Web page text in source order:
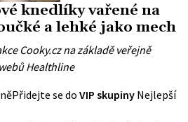
knedlíky vařené na
a lehké jako mech
Cooky.cz na základě veřejně
Healthline
Přidejte se do VIP skupiny Nejlepší